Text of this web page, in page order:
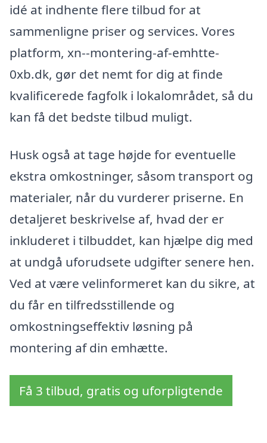
idé at indhente flere tilbud for at
sammenligne priser og services. Vores
platform, xn--montering-af-emhtte-
0xb.dk, gør det nemt for dig at finde
kvalificerede fagfolk i lokalområdet, så du
kan få det bedste tilbud muligt.
Husk også at tage højde for eventuelle
ekstra omkostninger, såsom transport og
materialer, når du vurderer priserne. En
detaljeret beskrivelse af, hvad der er
inkluderet i tilbuddet, kan hjælpe dig med
at undgå uforudsete udgifter senere hen.
Ved at være velinformeret kan du sikre, at
du får en tilfredsstillende og
omkostningseffektiv løsning på
montering af din emhætte.
Få 3 tilbud, gratis og uforpligtende